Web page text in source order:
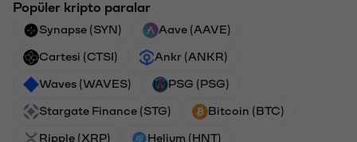
Popüler kripto paralar
Synapse (SYN) Aave (AAVE)
Cartesi (CTSI) Ankr (ANKR)
Waves (WAVES) PSG (PSG)
Stargate Finance (STG) Bitcoin (BTC)
Ripple (XRP) Helium (HNT)